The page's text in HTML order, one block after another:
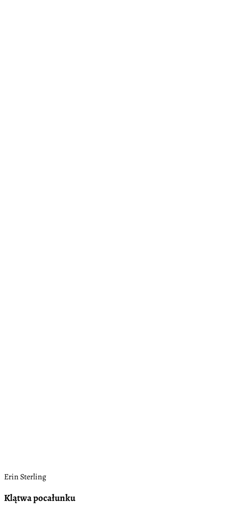
Erin Sterling
Klątwa pocałunku